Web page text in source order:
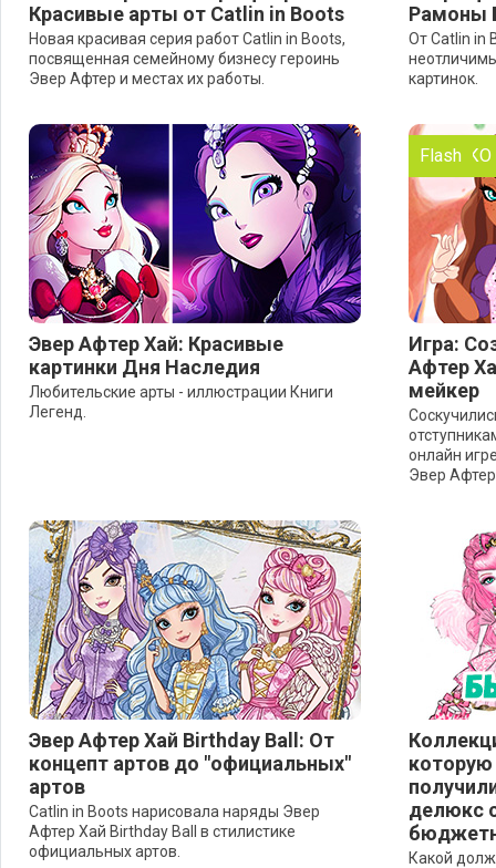
Красивые арты от Catlin in Boots
Новая красивая серия работ Catlin in Boots,
посвященная семейному бизнесу героинь
Эвер Афтер и местах их работы.
Рамоны
От Catlin in
картинок.
Эвер Афтер Хай: Красивые
картинки Дня Наследия
Любительские арты - иллюстрации Книги
Легенд.
Flash
Игра:
Афтер
мейкер
онлайн
Эвер
Эвер Афтер Хай Birthday Ball: От
концепт артов до "официальных"
артов
Catlin in Boots нарисовала наряды Эвер
Афтер Хай Birthday Ball в стилистике
официальных артов.
делюкс
Какой